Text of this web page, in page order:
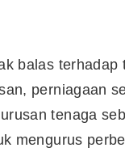
balas terhadap
perniagaan
tenaga
mengurus